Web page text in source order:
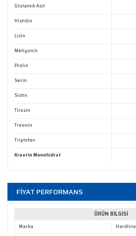
Glutamik Asit
Histidin
Lizin
Metiyonin
Prolin
Serin
Sistin
Tirozin
Treonin
Triptofan
Kreatin Monohidrat
FİYAT PERFORMANS
ÜRÜN BİLGİSİ
Marka
Hardline